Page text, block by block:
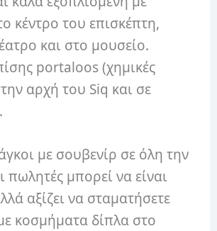
κέντρο του επισκέπτη,
και στο μουσείο.
portaloos (χημικές
αρχή του Siq και σε
με σουβενίρ σε όλη την
πωλητές μπορεί να είναι
αξίζει να σταματήσετε
κοσμήματα δίπλα στο